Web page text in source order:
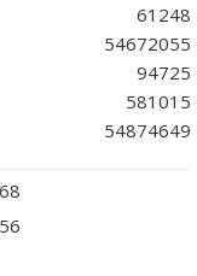
61248
54672055
94725
581015
54874649